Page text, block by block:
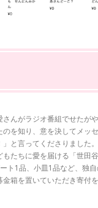
んがラジオ番組でせたが
を知り、意を決してメッ
と言ってくださりました
たちに愛を届ける「世田
ト1品、小皿1品など、独
箱を置いていただき寄付